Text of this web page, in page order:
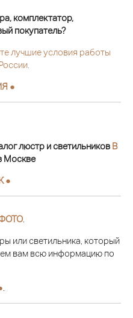
комплектатор,
покупатель?
лучшие условия работы
●
люстр и светильников В
Москве
●
или светильника, который
вам всю информацию по